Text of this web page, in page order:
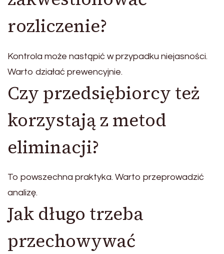
rozliczenie?
Kontrola może nastąpić w przypadku niejasności.
Warto działać prewencyjnie.
Czy przedsiębiorcy też
korzystają z metod
eliminacji?
To powszechna praktyka. Warto przeprowadzić
analizę.
Jak długo trzeba
przechowywać